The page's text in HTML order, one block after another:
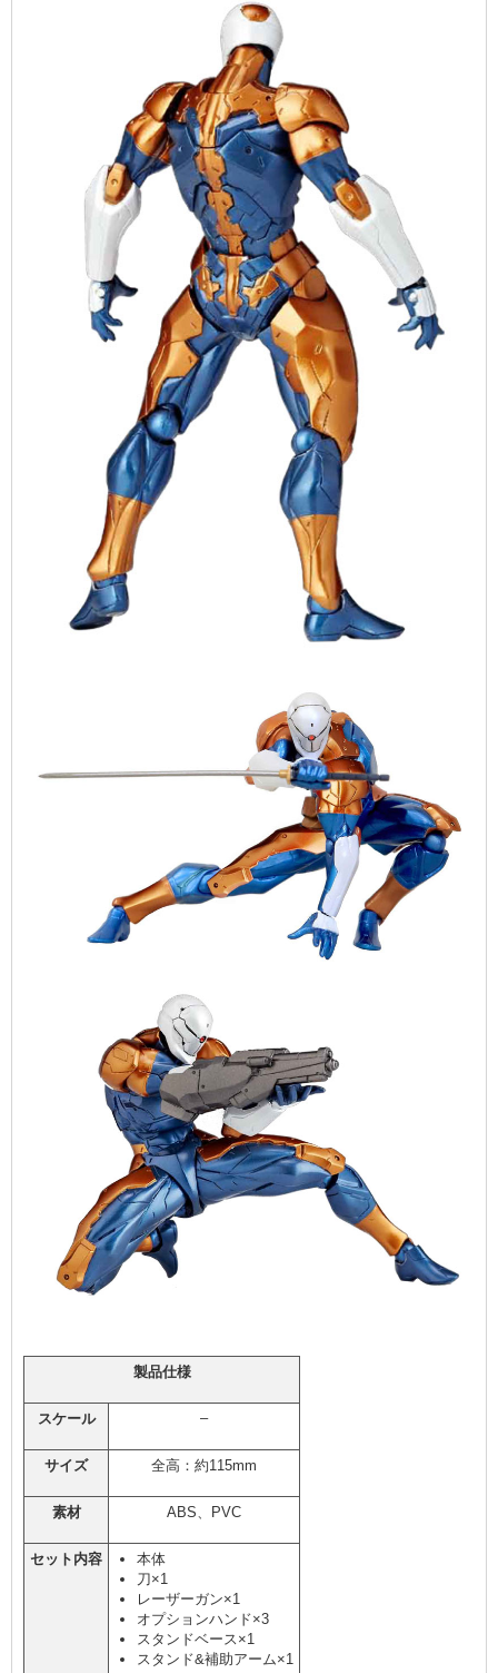
製品仕様
スケール –
サイズ 全高：約115mm
素材 ABS、PVC
セット内容
本体
刀×1
レーザーガン×1
オプションハンド×3
スタンドベース×1
スタンド&補助アーム×1